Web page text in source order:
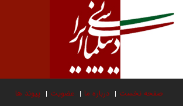
صفحه نخست درباره ما عضویت پیوند ها